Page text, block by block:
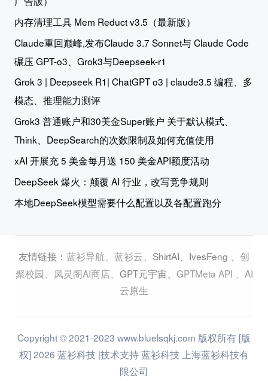
内存清理工具 Mem Reduct v3.5（最新版）
Claude重回巅峰,发布Claude 3.7 Sonnet与 Claude Code
碾压 GPT-o3、Grok3与Deepseek-r1
Grok 3 | Deepseek R1| ChatGPT o3 | claude3.5 编程、多
模态、推理能力测评
Grok3 普通账户和30美金Super账户 关于默认模式、
Think、DeepSearch的次数限制及如何充值使用
xAI 开展充 5 美金每月送 150 美金API额度活动
DeepSeek 爆火：颠覆 AI 行业，改写竞争规则
本地DeepSeek模型需要什么配置以及各配置跑分
友情链接： 蓝衫导航 蓝衫云 ShirtAI IvesFeng
创
聚校园
凤灵阁AI商店、 GPT元宇宙 GPTMeta API
AI
云原生
Copyright © 2021-2023 www.bluelsqkj.com 版权所有 [版
权] 2026 蓝衫科技 |技术支持 蓝衫科技 上海蓝衫科技有
限公司